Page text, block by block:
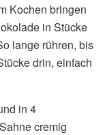
Kochen bringen
in Stücke
lange rühren, bis
drin, einfach
in 4
cremig